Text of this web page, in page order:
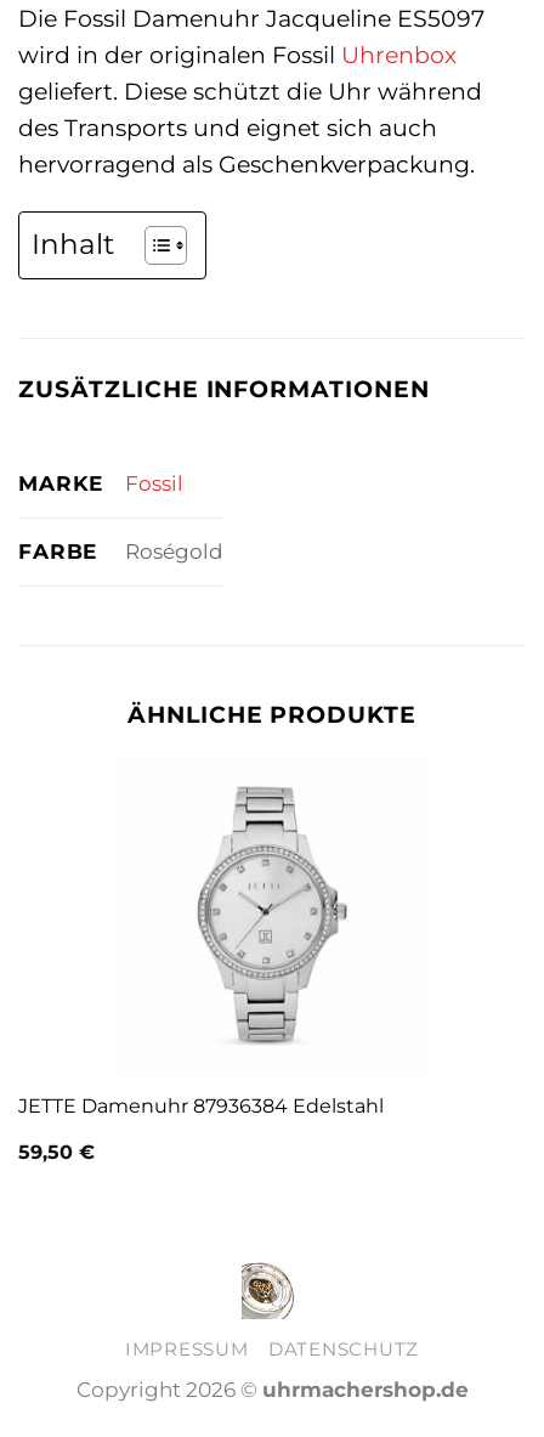
Die Fossil Damenuhr Jacqueline ES5097
wird in der originalen Fossil Uhrenbox
geliefert. Diese schützt die Uhr während
des Transports und eignet sich auch
hervorragend als Geschenkverpackung.
Inhalt
ZUSÄTZLICHE INFORMATIONEN
MARKE Fossil
FARBE Roségold
ÄHNLICHE PRODUKTE
JETTE Damenuhr 87936384 Edelstahl
59,50 €
IMPRESSUM DATENSCHUTZ
Copyright 2026 © uhrmachershop.de